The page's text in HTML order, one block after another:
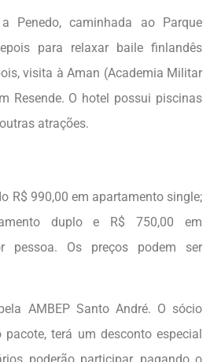
Penedo, caminhada ao Parque
para relaxar baile finlandês
visita à Aman (Academia Militar
Resende. O hotel possui piscinas
atrações.
R$ 990,00 em apartamento single;
duplo e R$ 750,00 em
pessoa. Os preços podem ser
AMBEP Santo André. O sócio
terá um desconto especial